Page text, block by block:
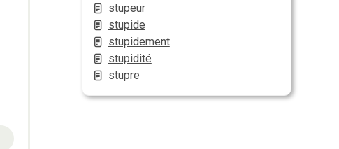
stupeur
stupide
stupidement
stupidité
stupre